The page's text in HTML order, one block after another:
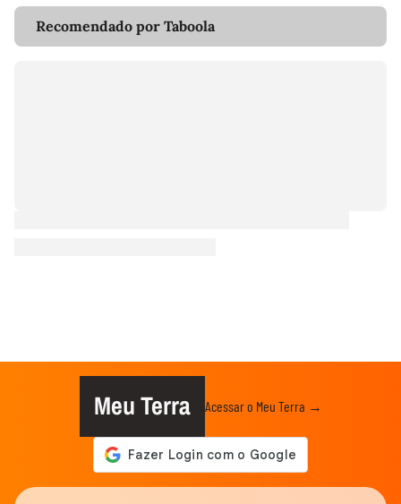
Recomendado por Taboola
Meu Terra Acessar o Meu Terra →